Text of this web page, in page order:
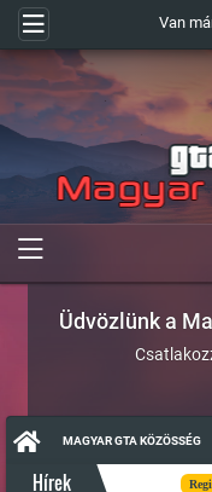
Van
Üdvözlünk a
MAGYAR GTA KÖZÖSSÉG
Hírek